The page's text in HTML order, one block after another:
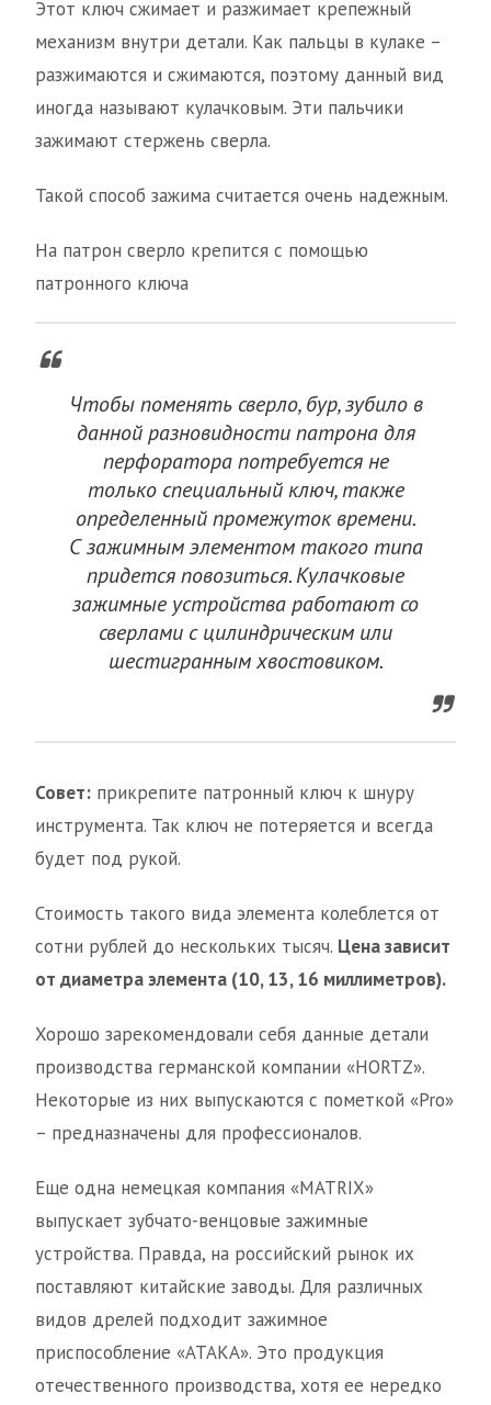
Этот ключ сжимает и разжимает крепежный
механизм внутри детали. Как пальцы в кулаке –
разжимаются и сжимаются, поэтому данный вид
иногда называют кулачковым. Эти пальчики
зажимают стержень сверла.
Такой способ зажима считается очень надежным.
На патрон сверло крепится с помощью
патронного ключа
Чтобы поменять сверло, бур, зубило в
данной разновидности патрона для
перфоратора потребуется не
только специальный ключ, также
определенный промежуток времени.
С зажимным элементом такого типа
придется повозиться. Кулачковые
зажимные устройства работают со
сверлами с цилиндрическим или
шестигранным хвостовиком.
Совет: прикрепите патронный ключ к шнуру
инструмента. Так ключ не потеряется и всегда
будет под рукой.
Стоимость такого вида элемента колеблется от
сотни рублей до нескольких тысяч. Цена зависит
от диаметра элемента (10, 13, 16 миллиметров).
Хорошо зарекомендовали себя данные детали
производства германской компании «HORTZ».
Некоторые из них выпускаются с пометкой «Pro»
– предназначены для профессионалов.
Еще одна немецкая компания «MATRIX»
выпускает зубчато-венцовые зажимные
устройства. Правда, на российский рынок их
поставляют китайские заводы. Для различных
видов дрелей подходит зажимное
приспособление «АТАКА». Это продукция
отечественного производства, хотя ее нередко